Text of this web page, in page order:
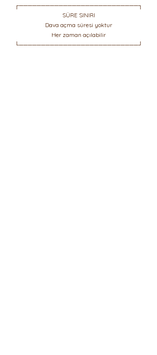
┌───────────────────────────┐
SÜRE SINIRI
Dava açma süresi yoktur
Her zaman açılabilir
└───────────────────────────┘